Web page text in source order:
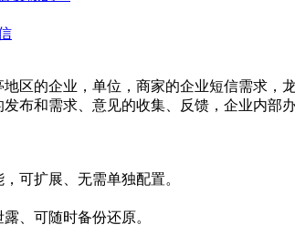
区的企业，单位，商家的企业短信需求
布和需求、意见的收集、反馈，企业内部
可扩展、无需单独配置。
、可随时备份还原。